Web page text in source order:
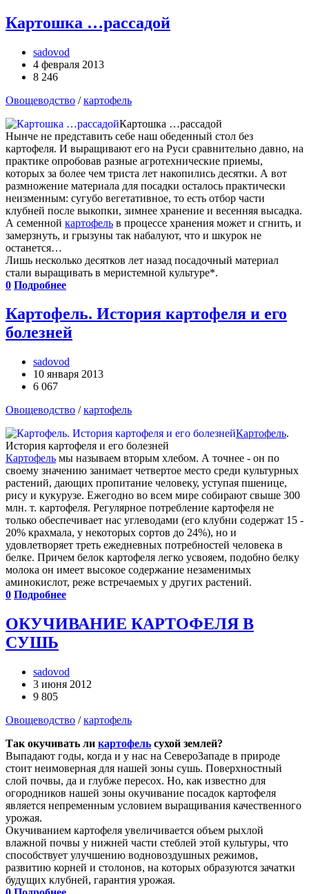
Картошка …рассадой
sadovod
4 февраля 2013
8 246
Овощеводство /картофель
Картошка …рассадой
Нынче не представить себе наш обеденный стол без
картофеля. И выращивают его на Руси сравнительно давно, на
практике опробовав разные агротехнические приемы,
которых за более чем триста лет накопились десятки. А вот
размножение материала для посадки осталось практически
неизменным: сугубо вегетативное, то есть отбор части
клубней после выкопки, зимнее хранение и весенняя высадка.
А семенной картофель в процессе хранения может и сгнить, и
замерзнуть, и грызуны так набалуют, что и шкурок не
останется…
Лишь несколько десятков лет назад посадочный материал
стали выращивать в меристемной культуре*.
0 Подробнее
Картофель. История картофеля и его
болезней
sadovod
10 января 2013
6 067
Овощеводство /картофель
Картофель.
История картофеля и его болезней
Картофель мы называем вторым хлебом. А точнее - он по
своему значению занимает четвертое место среди культурных
растений, дающих пропитание человеку, уступая пшенице,
рису и кукурузе. Ежегодно во всем мире собирают свыше 300
млн. т. картофеля. Регулярное потребление картофеля не
только обеспечивает нас углеводами (его клубни содержат 15 -
20% крахмала, у некоторых сортов до 24%), но и
удовлетворяет треть ежедневных потребностей человека в
белке. Причем белок картофеля легко усвояем, подобно белку
молока он имеет высокое содержание незаменимых
аминокислот, реже встречаемых у других растений.
0 Подробнее
ОКУЧИВАНИЕ КАРТОФЕЛЯ В
СУШЬ
sadovod
3 июня 2012
9 805
Овощеводство /картофель
Так окучивать ли картофель сухой землей?
Выпадают годы, когда и у нас на Северо­Западе в природе
стоит неимоверная для нашей зоны сушь. Поверхностный
слой почвы, да и глубже пересох. Но, как известно для
огородников нашей зоны окучивание посадок картофеля
является непременным условием выращивания качественного
урожая.
Окучиванием картофеля увеличивается объем рыхлой
влажной почвы у нижней части стеблей этой культуры, что
способствует улучшению водно­воздушных режимов,
развитию корней и столонов, на которых образуются зачатки
будущих клубней, гарантия урожая.